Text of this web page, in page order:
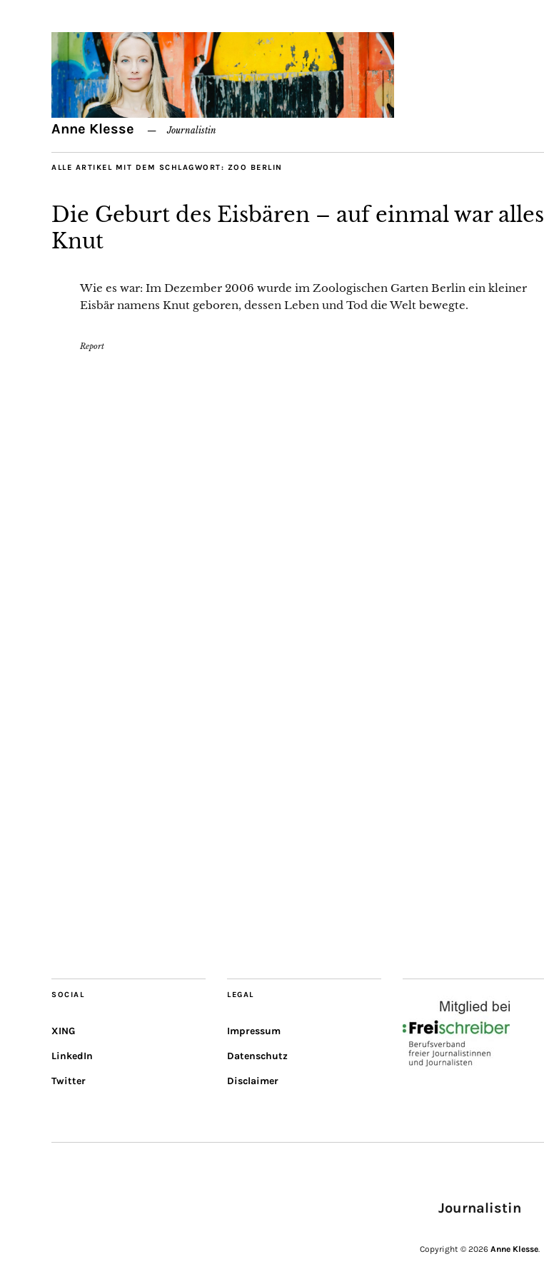
Anne Klesse Journalistin
ALLE ARTIKEL MIT DEM SCHLAGWORT: ZOO BERLIN
Die Geburt des Eisbären – auf einmal war alles
Knut
Wie es war: Im Dezember 2006 wurde im Zoologischen Garten Berlin ein kleiner
Eisbär namens Knut geboren, dessen Leben und Tod die Welt bewegte.
Report
SOCIAL
XING
LinkedIn
Twitter
LEGAL
Impressum
Datenschutz
Disclaimer
Journalistin
Copyright © 2026 Anne Klesse